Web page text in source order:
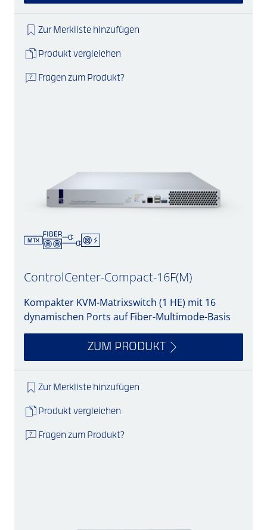
Zur Merkliste hinzufügen
Produkt vergleichen
Fragen zum Produkt?
ControlCenter-Compact-16F(M)
Kompakter KVM-Matrixswitch (1 HE) mit 16
dynamischen Ports auf Fiber-Multimode-Basis
ZUM PRODUKT
Zur Merkliste hinzufügen
Produkt vergleichen
Fragen zum Produkt?